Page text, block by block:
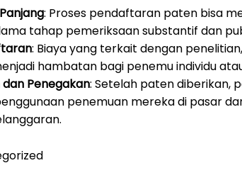
: Proses pendaftaran paten bisa
tahap pemeriksaan substantif dan
: Biaya yang terkait dengan
hambatan bagi penemu individu
Penegakan: Setelah paten diberikan,
penemuan mereka di pasar